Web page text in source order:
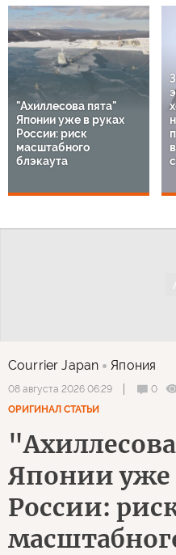
"Ахиллесова пята"
Японии уже в руках
России: риск
масштабного
блэкаута
Courrier Japan Япония
08 августа 2026 06:29 0
ОРИГИНАЛ СТАТЬИ
Японии уже
России: